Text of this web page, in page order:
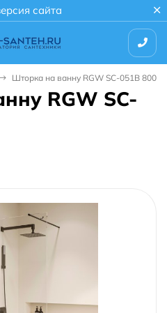
сайта
Шторка на ванну RGW SC-051B 800
RGW SC-